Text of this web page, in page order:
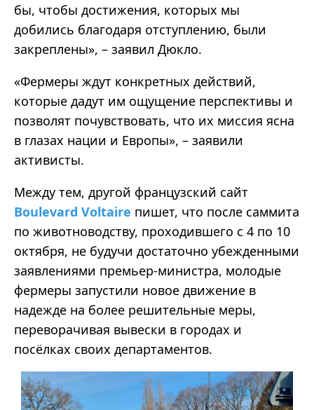
бы, чтобы достижения, которых мы
добились благодаря отступлению, были
закреплены», – заявил Дюкло.
«Фермеры ждут конкретных действий,
которые дадут им ощущение перспективы и
позволят почувствовать, что их миссия ясна
в глазах нации и Европы», – заявили
активисты.
Между тем, другой французский сайт
Boulevard Voltaire пишет, что после саммита
по животноводству, проходившего с 4 по 10
октября, не будучи достаточно убежденными
заявлениями премьер-министра, молодые
фермеры запустили новое движение в
надежде на более решительные меры,
переворачивая вывески в городах и
посёлках своих департаментов.